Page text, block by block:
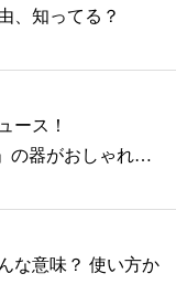
、知ってる？
ース！
の器がおしゃれ
な意味？ 使い方か